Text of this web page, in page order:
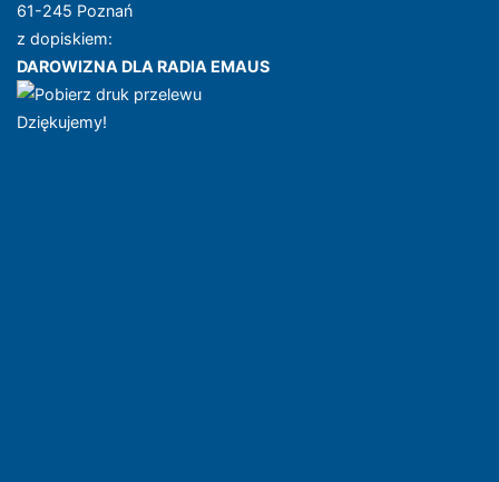
61-245 Poznań
z dopiskiem:
DAROWIZNA DLA RADIA EMAUS
Dziękujemy!